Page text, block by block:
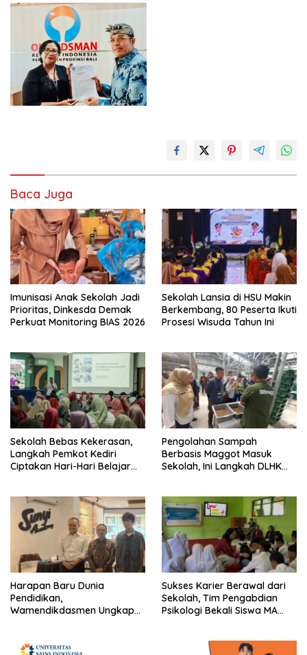
Baca Juga
Imunisasi Anak Sekolah Jadi
Prioritas, Dinkesda Demak
Perkuat Monitoring BIAS 2026
Sekolah Lansia di HSU Makin
Berkembang, 80 Peserta Ikuti
Prosesi Wisuda Tahun Ini
Sekolah Bebas Kekerasan,
Langkah Pemkot Kediri
Ciptakan Hari-Hari Belajar
Pengolahan Sampah
Berbasis Maggot Masuk
Sekolah, Ini Langkah DLHK
Harapan Baru Dunia
Pendidikan,
Wamendikdasmen Ungkap
Sukses Karier Berawal dari
Sekolah, Tim Pengabdian
Psikologi Bekali Siswa MA